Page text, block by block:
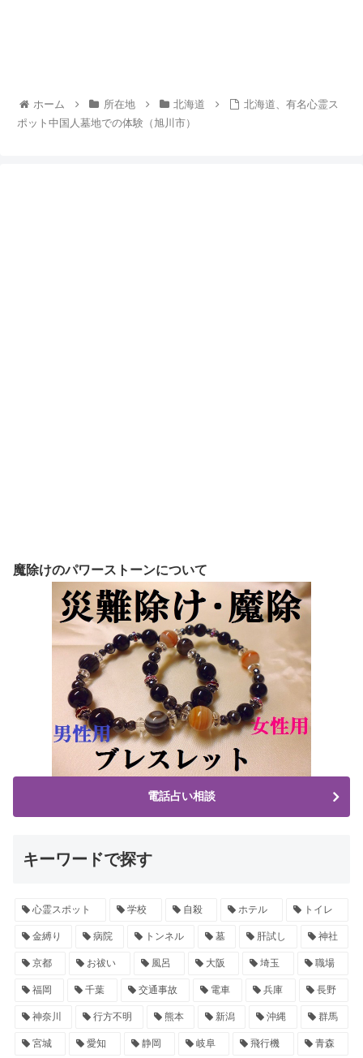
ホーム 所在地 北海道
北海道、有名心霊ス
ポット中国人墓地での体験（旭川市）
魔除けのパワーストーンについて
電話占い相談
キーワードで探す
心霊スポット 学校 自殺 ホテル トイレ
金縛り 病院 トンネル 墓 肝試し 神社
京都 お祓い 風呂 大阪 埼玉 職場
福岡 千葉 交通事故 電車 兵庫 長野
神奈川 行方不明 熊本 新潟 沖縄 群馬
宮城 愛知 静岡 岐阜 飛行機 青森